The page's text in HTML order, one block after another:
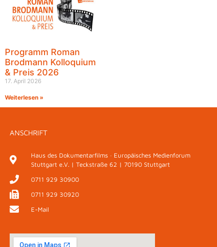
Programm Roman
Brodmann Kolloquium
& Preis 2026
17. April 2026
Weiterlesen »
ANSCHRIFT
Haus des Dokumentarfilms · Europäisches Medienforum
Stuttgart e.V. | Teckstraße 62 | 70190 Stuttgart
0711 929 30900
0711 929 30920
E-Mail